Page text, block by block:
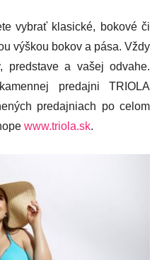
vybrať klasické, bokové či
výškou bokov a pása. Vždy
predstave a vašej odvahe.
predajni TRIOLA
predajniach po celom
www.triola.sk.